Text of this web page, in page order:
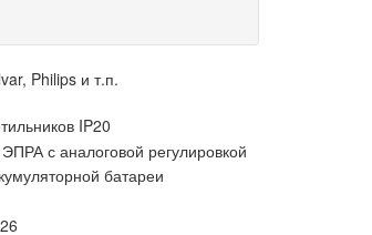
Philips и т.п.